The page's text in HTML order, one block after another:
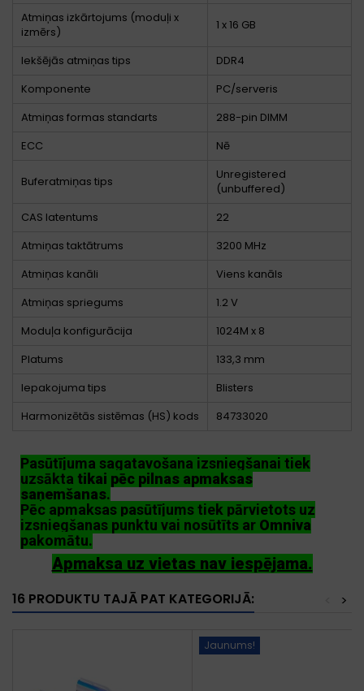
Atmiņas izkārtojums (moduļi x
izmērs)
1 x 16 GB
Iekšējās atmiņas tips
DDR4
Komponente
PC/serveris
Atmiņas formas standarts
288-pin DIMM
ECC
Nē
Buferatmiņas tips
Unregistered
(unbuffered)
CAS latentums
22
Atmiņas taktātrums
3200 MHz
Atmiņas kanāli
Viens kanāls
Atmiņas spriegums
1.2 V
Moduļa konfigurācija
1024M x 8
Platums
133,3 mm
Iepakojuma tips
Blisters
Harmonizētās sistēmas (HS) kods
84733020
Pasūtījuma sagatavošana izsniegšanai tiek
uzsākta tikai pēc pilnas apmaksas
saņemšanas.
Pēc apmaksas pasūtījums tiek pārvietots uz
izsniegšanas punktu vai nosūtīts ar Omniva
pakomātu.
Apmaksa uz vietas nav iespējama.
16 PRODUKTU TAJĀ PAT KATEGORIJĀ: >
Jaunums!